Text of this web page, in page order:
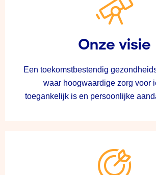
Onze visie
Een toekomstbestendig
waar hoogwaardige zorg voor
toegankelijk is en persoonlijke